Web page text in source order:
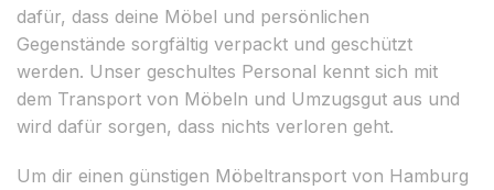
dafür, dass deine Möbel und persönlichen
Gegenstände sorgfältig verpackt und geschützt
werden. Unser geschultes Personal kennt sich mit
dem Transport von Möbeln und Umzugsgut aus und
wird dafür sorgen, dass nichts verloren geht.
Um dir einen günstigen Möbeltransport von Hamburg